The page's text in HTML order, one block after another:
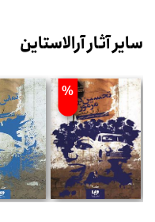
سایر آثار آرالاستاین
%